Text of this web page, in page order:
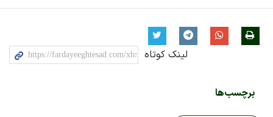
لینک کوتاه
برچسب‌ها